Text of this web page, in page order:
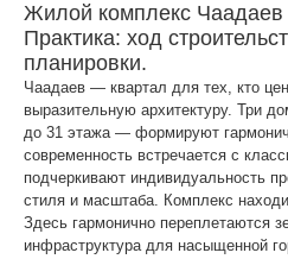
Жилой комплекс Чаадаев
Практика: ход
планировки.
Чаадаев — квартал для тех, кто
выразительную архитектуру. Три
до 31 этажа — формируют
современность встречается с
подчеркивают индивидуальность
стиля и масштаба. Комплекс
Здесь гармонично переплетаются
инфраструктура для насыщенной